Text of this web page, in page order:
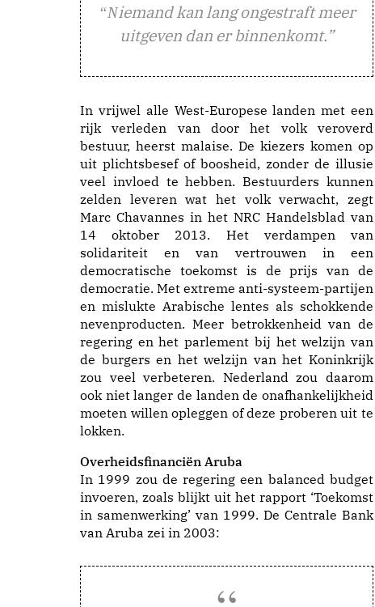
“Niemand kan lang ongestraft meer
uitgeven dan er binnenkomt.”
In vrijwel alle West-Europese landen met een
rijk verleden van door het volk veroverd
bestuur, heerst malaise. De kiezers komen op
uit plichtsbesef of boosheid, zonder de illusie
veel invloed te hebben. Bestuurders kunnen
zelden leveren wat het volk verwacht, zegt
Marc Chavannes in het NRC Handelsblad van
14 oktober 2013. Het verdampen van
solidariteit en van vertrouwen in een
democratische toekomst is de prijs van de
democratie. Met extreme anti-systeem-partijen
en mislukte Arabische lentes als schokkende
nevenproducten. Meer betrokkenheid van de
regering en het parlement bij het welzijn van
de burgers en het welzijn van het Koninkrijk
zou veel verbeteren. Nederland zou daarom
ook niet langer de landen de onafhankelijkheid
moeten willen opleggen of deze proberen uit te
lokken.
Overheidsfinanciën Aruba
In 1999 zou de regering een balanced budget
invoeren, zoals blijkt uit het rapport ‘Toekomst
in samenwerking’ van 1999. De Centrale Bank
van Aruba zei in 2003: